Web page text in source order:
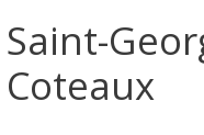
Saint-
Coteaux